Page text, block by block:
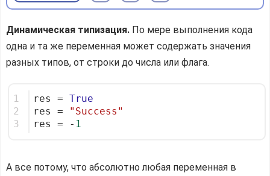
Динамическая типизация. По мере выполнения кода
одна и та же переменная может содержать значения
разных типов, от строки до числа или флага.
1
2
3
res = True
res =
"Success"
res = - 1
А все потому, что абсолютно любая переменная в